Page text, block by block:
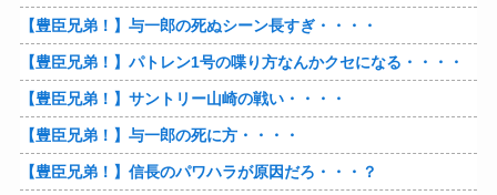
【豊臣兄弟！】与一郎の死ぬシーン長すぎ・・・・
【豊臣兄弟！】パトレン1号の喋り方なんかクセになる・・・・
【豊臣兄弟！】サントリー山崎の戦い・・・・
【豊臣兄弟！】与一郎の死に方・・・・
【豊臣兄弟！】信長のパワハラが原因だろ・・・？